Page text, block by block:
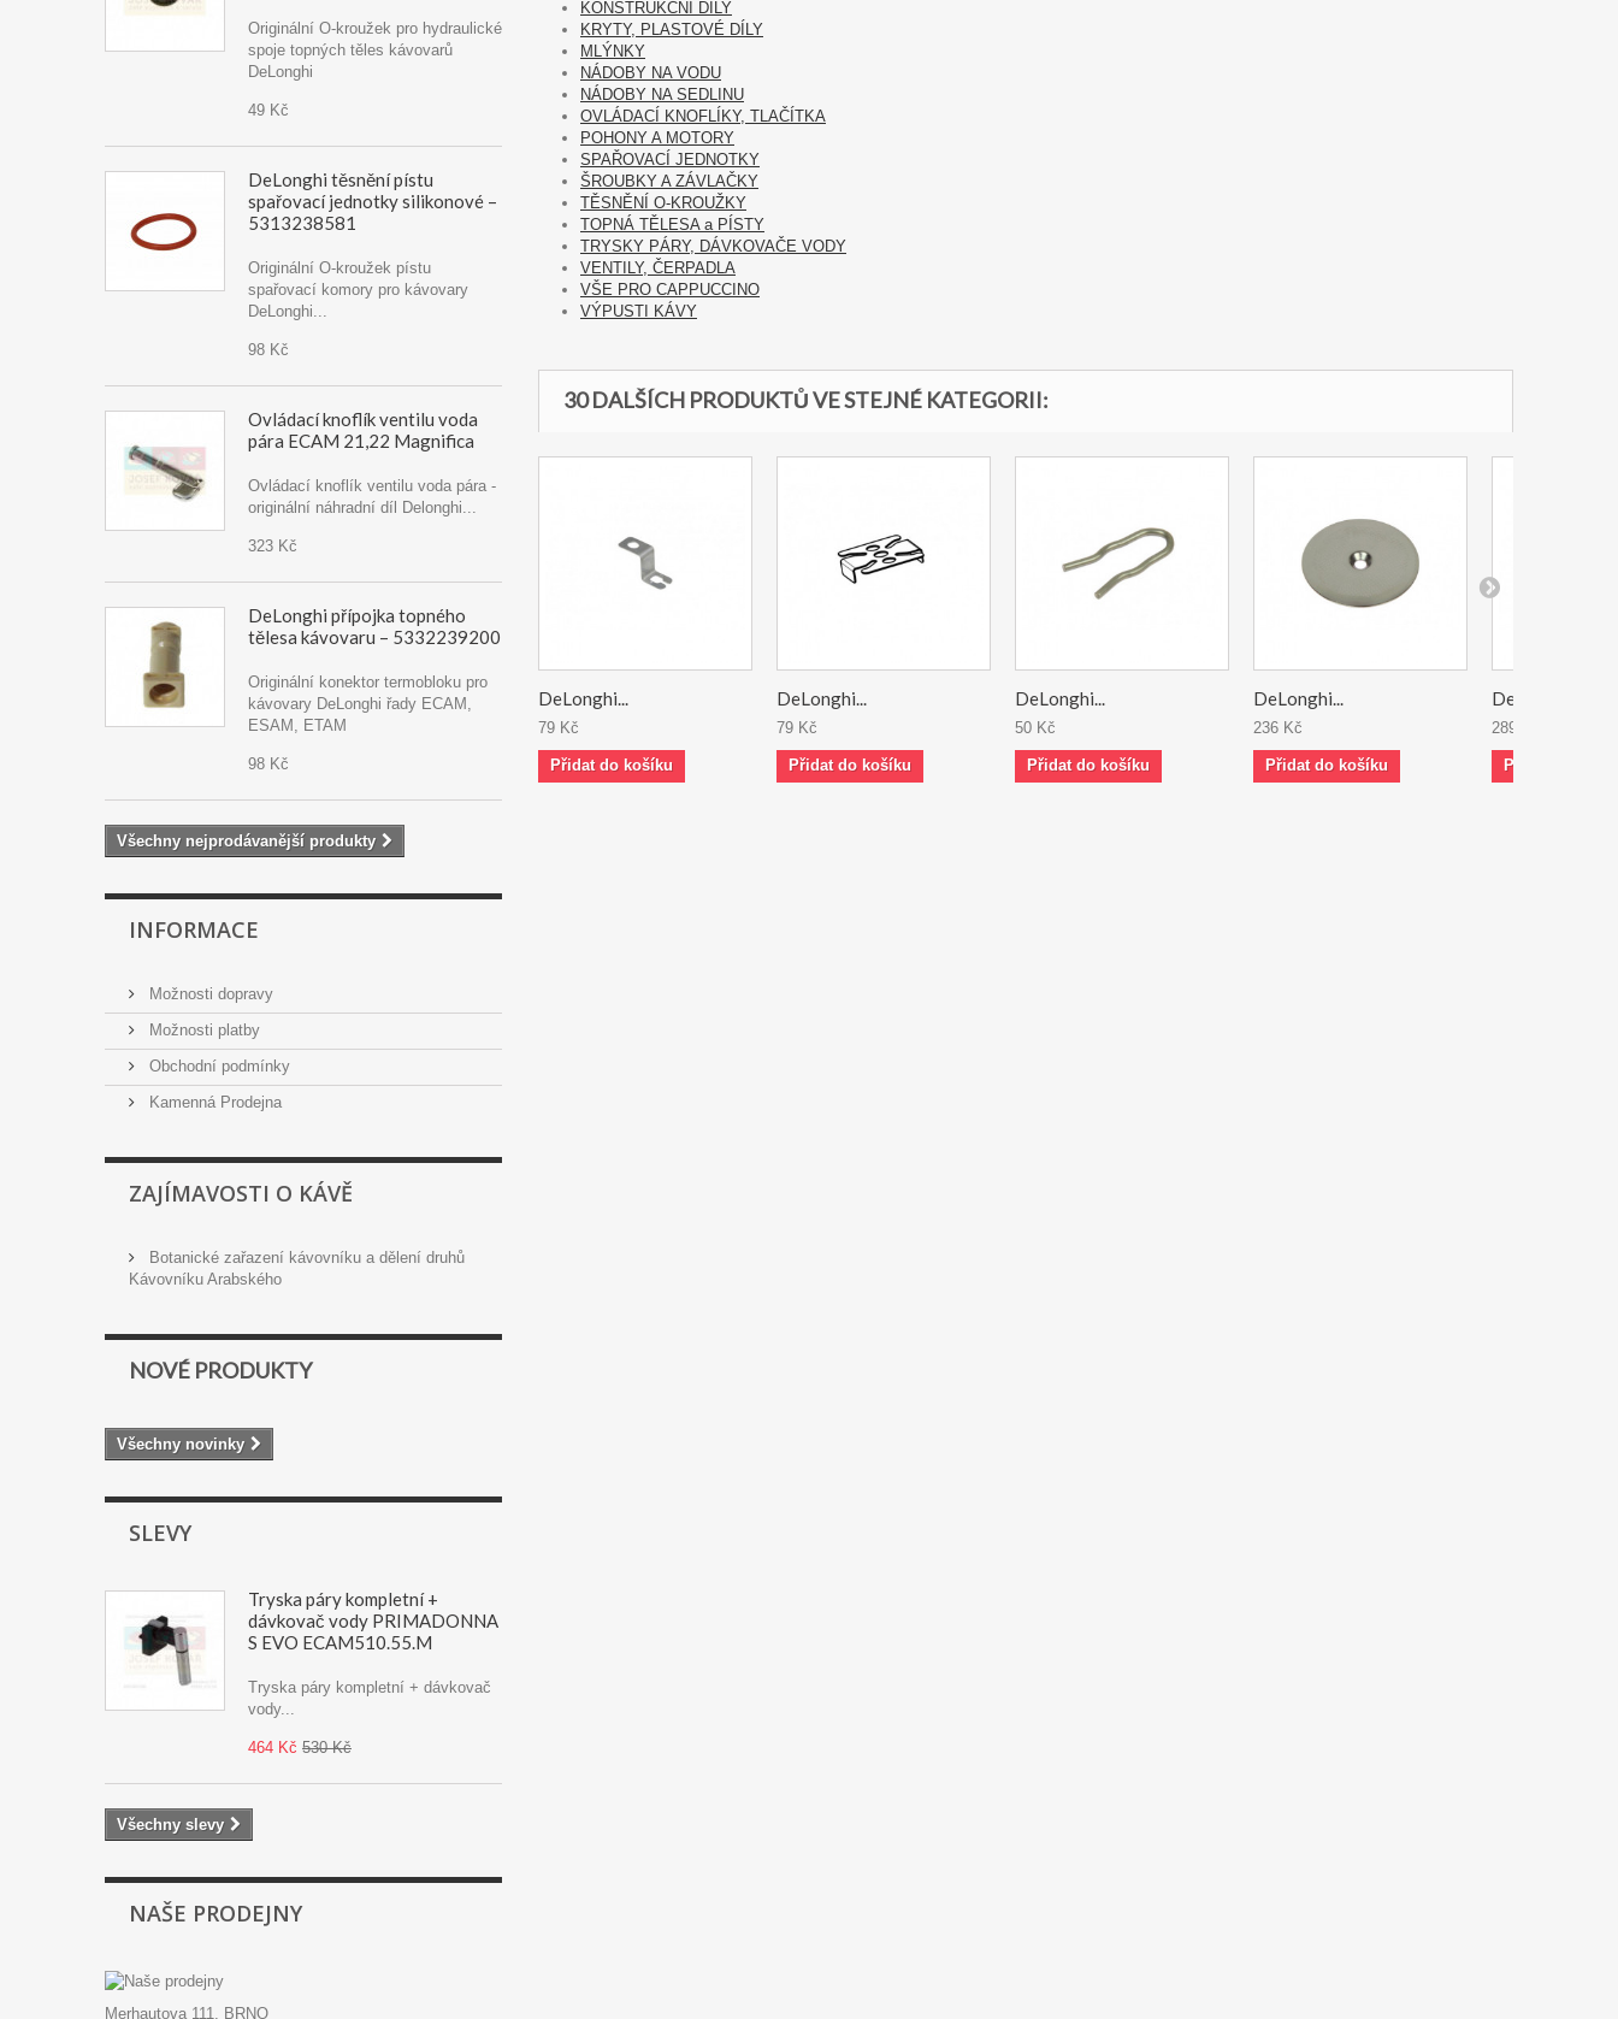
Originální O-kroužek pro hydraulické
spoje topných těles kávovarů
DeLonghi
49 Kč
DeLonghi těsnění pístu
spařovací jednotky silikonové –
5313238581
Originální O-kroužek pístu
spařovací komory pro kávovary
DeLonghi...
98 Kč
Ovládací knoflík ventilu voda
pára ECAM 21,22 Magnifica
Ovládací knoflík ventilu voda pára -
originální náhradní díl Delonghi...
323 Kč
DeLonghi přípojka topného
tělesa kávovaru – 5332239200
Originální konektor termobloku pro
kávovary DeLonghi řady ECAM,
ESAM, ETAM
98 Kč
Všechny nejprodávanější produkty
INFORMACE
Možnosti dopravy
Možnosti platby
Obchodní podmínky
Kamenná Prodejna
ZAJÍMAVOSTI O KÁVĚ
Botanické zařazení kávovníku a dělení druhů
Kávovníku Arabského
NOVÉ PRODUKTY
Všechny novinky
SLEVY
Tryska páry kompletní +
dávkovač vody PRIMADONNA
S EVO ECAM510.55.M
Tryska páry kompletní + dávkovač
vody...
464 Kč 530 Kč
Všechny slevy
NAŠE PRODEJNY
Merhautova 111, BRNO
KONSTRUKČNÍ DÍLY
KRYTY, PLASTOVÉ DÍLY
MLÝNKY
NÁDOBY NA VODU
NÁDOBY NA SEDLINU
OVLÁDACÍ KNOFLÍKY, TLAČÍTKA
POHONY A MOTORY
SPAŘOVACÍ JEDNOTKY
ŠROUBKY A ZÁVLAČKY
TĚSNĚNÍ O-KROUŽKY
TOPNÁ TĚLESA a PÍSTY
TRYSKY PÁRY, DÁVKOVAČE VODY
VENTILY, ČERPADLA
VŠE PRO CAPPUCCINO
VÝPUSTI KÁVY
30 DALŠÍCH PRODUKTŮ VE STEJNÉ KATEGORII:
DeLonghi...
79 Kč
Přidat do košíku
DeLonghi...
79 Kč
Přidat do košíku
DeLonghi...
50 Kč
Přidat do košíku
DeLonghi...
236 Kč
Přidat do košíku
DeLonghi...
289 Kč
Přidat do